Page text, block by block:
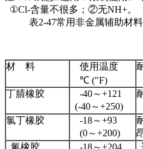
①Cl-含量不很多；②无NH+。
表2-47常用非金属辅助材料
材 料
使用温度
℃ ("F)
丁腈橡胶
-40～+121
(-40～+250)
氯丁橡胶
-18～+93
(0～+200)
氟橡胶
-18～+204